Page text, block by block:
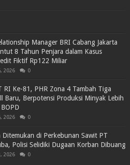
Manager BRI Cabang Jakarta
8 Tahun Penjara dalam Kasus
Fiktif Rp122 Miliar
2026 0
RI Ke-81, PHR Zona 4 Tambah Tiga
Baru, Berpotensi Produksi Minyak Lebih
2026 0
Ditemukan di Perkebunan Sawit PT
Polisi Selidiki Dugaan Korban Dibuang
2026 0